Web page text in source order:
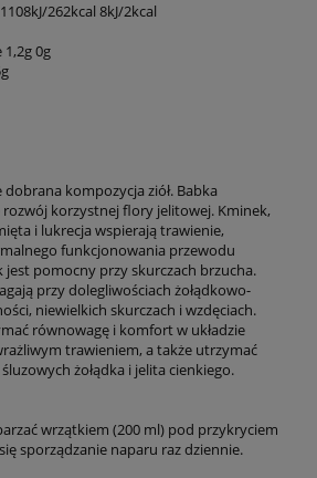
262kcal 8kJ/2kcal
0g
kompozycja ziół. Babka
korzystnej flory jelitowej. Kminek,
i lukrecja wspierają trawienie,
funkcjonowania przewodu
pomocny przy skurczach brzucha.
przy dolegliwościach żołądkowo-
niewielkich skurczach i wzdęciach.
równowagę i komfort w układzie
trawieniem, a także utrzymać
żołądka i jelita cienkiego.
wrzątkiem (200 ml) pod przykryciem
sporządzanie naparu raz dziennie.